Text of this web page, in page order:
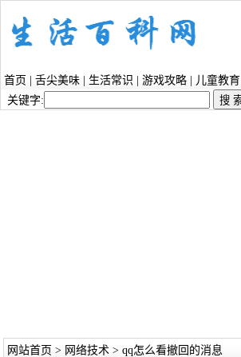
首页 舌尖美味 生活常识 游戏攻略 儿童教育
关键字:
网站首页 > 网络技术> qq怎么看撤回的消息